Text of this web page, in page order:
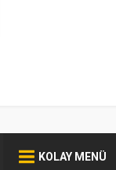
KOLAY MENÜ